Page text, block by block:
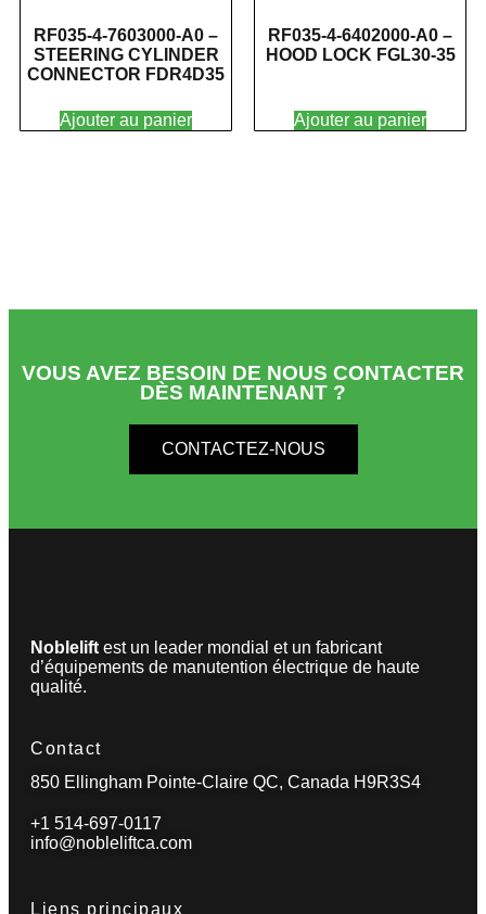
RF035-4-7603000-A0 –
STEERING CYLINDER
CONNECTOR FDR4D35
Ajouter au panier
RF035-4-6402000-A0 –
HOOD LOCK FGL30-35
Ajouter au panier
VOUS AVEZ BESOIN DE NOUS CONTACTER
DÈS MAINTENANT ?
CONTACTEZ-NOUS
Noblelift est un leader mondial et un fabricant
d’équipements de manutention électrique de haute
qualité.
Contact
850 Ellingham Pointe-Claire QC, Canada H9R3S4
+1 514-697-0117
info@nobleliftca.com
Liens principaux